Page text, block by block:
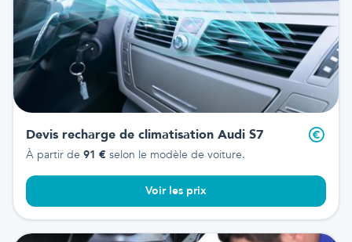
Devis recharge de climatisation Audi S7
À partir de 91 € selon le modèle de voiture.
Voir les prix